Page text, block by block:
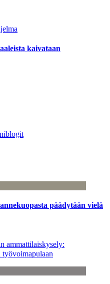
kaivataan
päädytään vielä
ammattilaiskysely:
työvoimapulaan